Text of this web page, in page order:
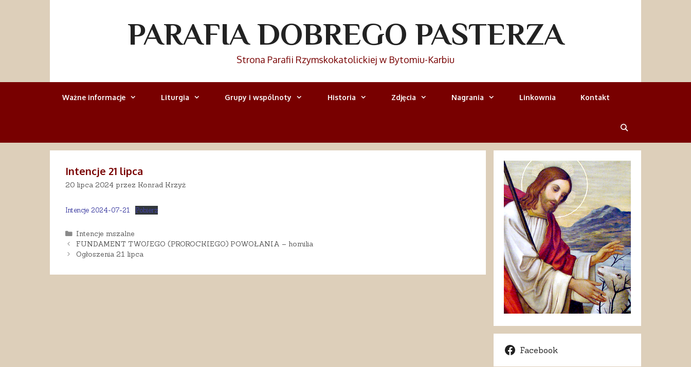
PARAFIA DOBREGO PASTERZA
Strona Parafii Rzymskokatolickiej w Bytomiu-Karbiu
Ważne informacje Liturgia Grupy i wspólnoty Historia Zdjęcia Nagrania Linkownia Kontakt
Intencje 21 lipca
20 lipca 2024 przez Konrad Krzyż
Intencje 2024-07-21 Pobierz
Kategorie
Intencje mszalne
FUNDAMENT TWOJEGO (PROROCKIEGO) POWOŁANIA – homilia
Ogłoszenia 21 lipca
Facebook